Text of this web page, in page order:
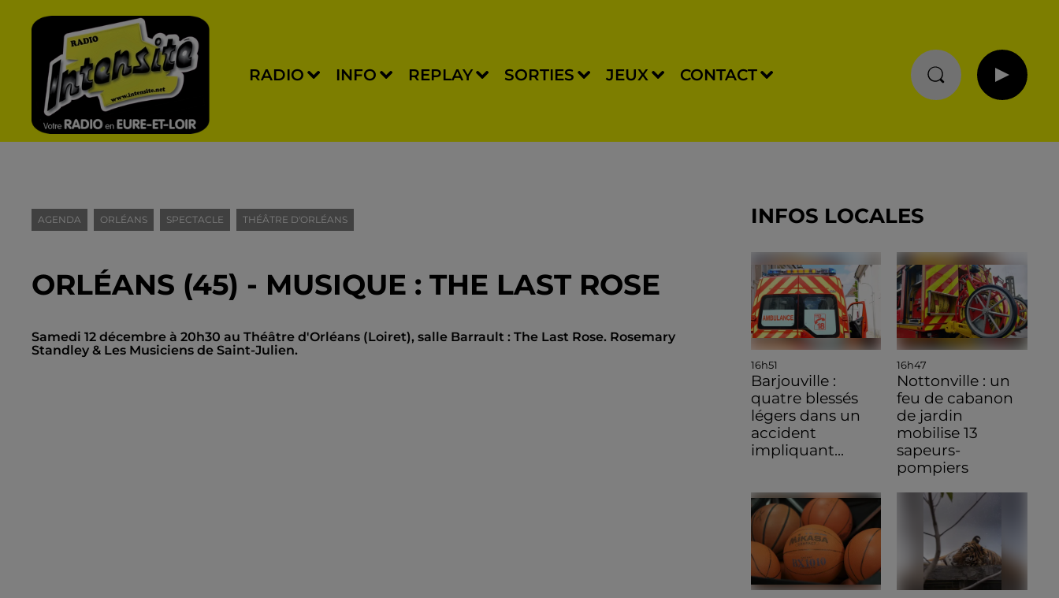
RADIO INFO REPLAY SORTIES JEUX CONTACT
AGENDA ORLÉANS SPECTACLE THÉÂTRE D'ORLÉANS
ORLÉANS (45) - MUSIQUE : THE LAST ROSE
Samedi 12 décembre à 20h30 au Théâtre d'Orléans (Loiret), salle Barrault : The Last Rose. Rosemary
Standley & Les Musiciens de Saint-Julien.
INFOS LOCALES
16h51
Barjouville :
quatre blessés
légers dans un
accident
impliquant...
16h47
Nottonville : un
feu de cabanon
de jardin
mobilise 13
sapeurs-
pompiers